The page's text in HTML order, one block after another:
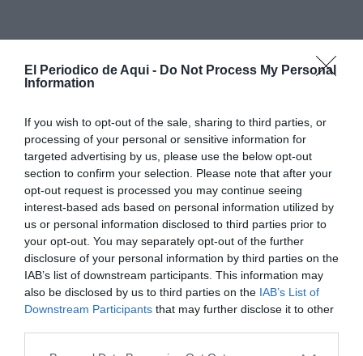
El Periodico de Aqui - Do Not Process My Personal
Information
If you wish to opt-out of the sale, sharing to third parties, or
processing of your personal or sensitive information for
targeted advertising by us, please use the below opt-out
section to confirm your selection. Please note that after your
opt-out request is processed you may continue seeing
interest-based ads based on personal information utilized by
us or personal information disclosed to third parties prior to
your opt-out. You may separately opt-out of the further
disclosure of your personal information by third parties on the
IAB’s list of downstream participants. This information may
also be disclosed by us to third parties on the IAB’s List of
Downstream Participants that may further disclose it to other
El nou cotxe de la Policia Local ja està adaptat per al
servei diari i compta amb l’equipament necessari per
a les funcions dels agents. Entre els elements
incorporats destaca la presència d’undesfibril·lador
que permet millorar la capacitat de resposta davant